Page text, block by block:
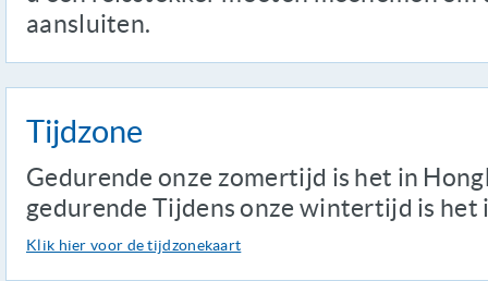
aansluiten.
Tijdzone
Gedurende onze zomertijd is het in
gedurende Tijdens onze wintertijd is het
Klik hier voor de tijdzonekaart